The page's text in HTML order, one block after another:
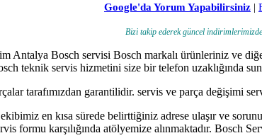
Google'da Yorum Yapabilirsiniz |
Bizi takip ederek güncel
Antalya Bosch servisi Bosch markalı ürünleriniz ve
teknik servis hizmetini size bir telefon uzaklığında
tarafımızdan garantilidir. servis ve parça değişimi
en kısa sürede belirttiğiniz adrese ulaşır ve
formu karşılığında atölyemize alınmaktadır. Bosch